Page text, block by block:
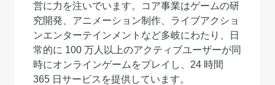
営に力を注いでいます。コア事業はゲームの研
究開発、アニメーション制作、ライブアクショ
ンエンターテインメントなど多岐にわたり、日
常的に 100 万人以上のアクティブユーザーが同
時にオンラインゲームをプレイし、24 時間
365 日サービスを提供しています。